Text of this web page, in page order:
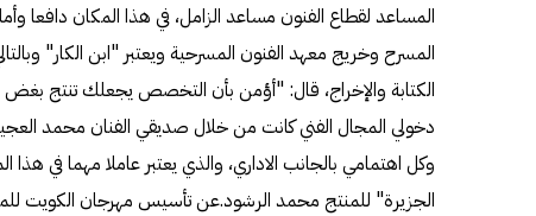
المساعد لقطاع الفنون مساعد الزامل، في هذا المكان دافعا
المسرح وخريج معهد الفنون المسرحية ويعتبر "ابن الكار"
الكتابة والإخراج، قال: "أؤمن بأن التخصص يجعلك تنتج بغض
دخولي المجال الفني كانت من خلال صديقي الفنان محمد
وكل اهتمامي بالجانب الاداري، والذي يعتبر عاملا مهما في
الجزيرة" للمنتج محمد الرشود.عن تأسيس مهرجان الكويت